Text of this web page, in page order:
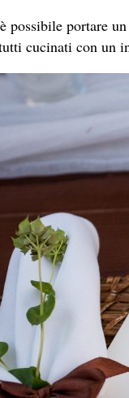
possibile portare
cucinati con un